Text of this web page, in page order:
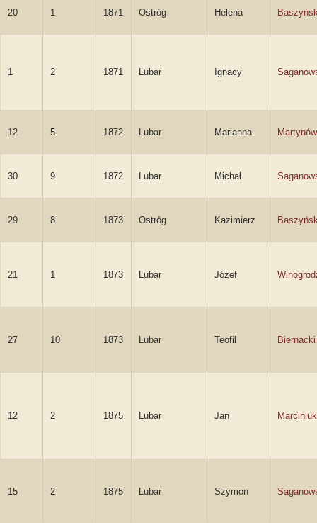
20 1 1871 Ostróg Helena
1 2 1871 Lubar Ignacy
12 5 1872 Lubar Marianna Martynów
30 9 1872 Lubar Michał
29 8 1873 Ostróg Kazimierz
21 1 1873 Lubar Józef
27 10 1873 Lubar Teofil Biernacki
12 2 1875 Lubar Jan Marciniuk
15 2 1875 Lubar Szymon